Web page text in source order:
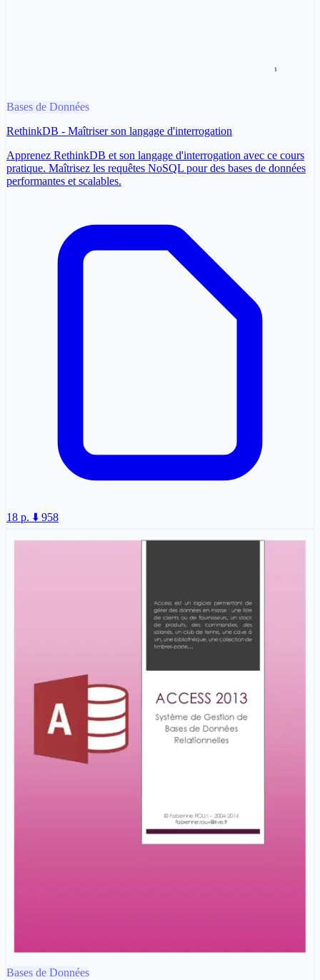
Bases de Données
RethinkDB - Maîtriser son langage d'interrogation
Apprenez RethinkDB et son langage d'interrogation avec ce cours
pratique. Maîtrisez les requêtes NoSQL pour des bases de données
performantes et scalables.
18 p. ⬇️ 958
Bases de Données